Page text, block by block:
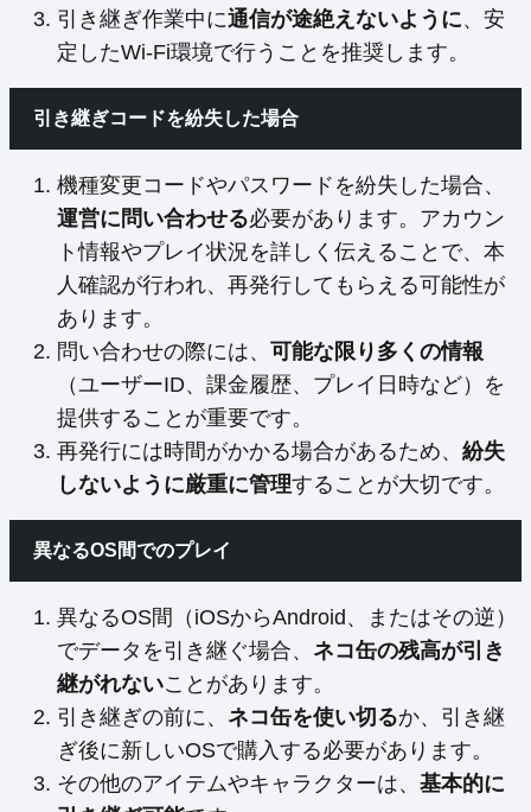
引き継ぎ作業中に通信が途絶えないように、安
定したWi-Fi環境で行うことを推奨します。
引き継ぎコードを紛失した場合
機種変更コードやパスワードを紛失した場合、
運営に問い合わせる必要があります。アカウン
ト情報やプレイ状況を詳しく伝えることで、本
人確認が行われ、再発行してもらえる可能性が
あります。
問い合わせの際には、 可能な限り多くの情報
（ユーザーID、課金履歴、プレイ日時など）を
提供することが重要です。
再発行には時間がかかる場合があるため、 紛失
しないように厳重に管理することが大切です。
異なるOS間でのプレイ
異なるOS間（iOSからAndroid、またはその逆）
でデータを引き継ぐ場合、 ネコ缶の残高が引き
継がれないことがあります。
引き継ぎの前に、 ネコ缶を使い切るか、引き継
ぎ後に新しいOSで購入する必要があります。
その他のアイテムやキャラクターは、 基本的に